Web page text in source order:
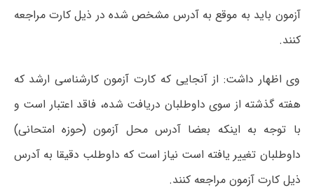
آزمون باید به موقع به آدرس مشخص شده در ذیل کارت مراجعه
کنند.
وی اظهار داشت: از آنجایی که کارت آزمون کارشناسی ارشد که
هفته گذشته از سوی داوطلبان دریافت شده، فاقد اعتبار است و
با توجه به اینکه بعضا آدرس محل آزمون (حوزه امتحانی)
داوطلبان تغییر یافته است نیاز است که داوطلب دقیقا به آدرس
ذیل کارت آزمون مراجعه کنند.